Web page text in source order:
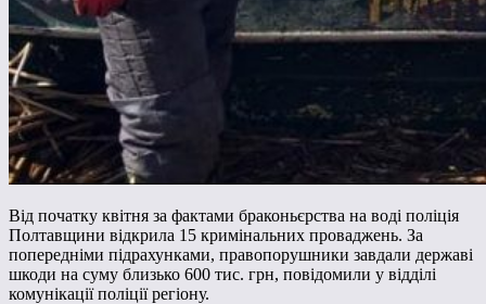
Від початку квітня за фактами браконьєрства на воді поліція
Полтавщини відкрила 15 кримінальних проваджень. За
попередніми підрахунками, правопорушники завдали державі
шкоди на суму близько 600 тис. грн, повідомили у відділі
комунікації поліції регіону.